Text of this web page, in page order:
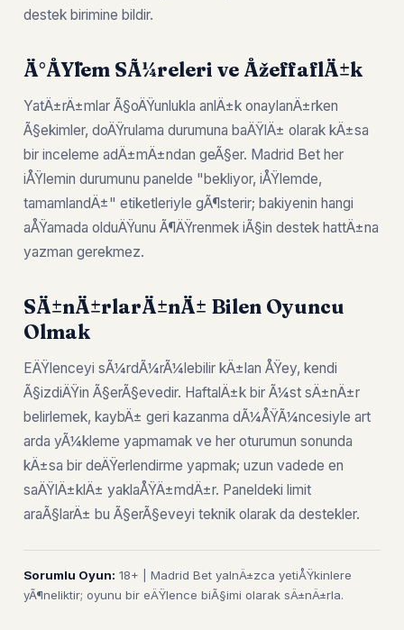
destek birimine bildir.
Ä°ÅŸlem SÃ¼releri ve ÅžeffaflÄ±k
YatÄ±rÄ±mlar Ã§oÄŸunlukla anlÄ±k onaylanÄ±rken
Ã§ekimler, doÄŸrulama durumuna baÄŸlÄ± olarak kÄ±sa
bir inceleme adÄ±mÄ±ndan geÃ§er. Madrid Bet her
iÅŸlemin durumunu panelde "bekliyor, iÅŸlemde,
tamamlandÄ±" etiketleriyle gÃ¶sterir; bakiyenin hangi
aÅŸamada olduÄŸunu Ã¶ÄŸrenmek iÃ§in destek hattÄ±na
yazman gerekmez.
SÄ±nÄ±rlarÄ±nÄ± Bilen Oyuncu
Olmak
EÄŸlenceyi sÃ¼rdÃ¼rÃ¼lebilir kÄ±lan ÅŸey, kendi
Ã§izdiÄŸin Ã§erÃ§evedir. HaftalÄ±k bir Ã¼st sÄ±nÄ±r
belirlemek, kaybÄ± geri kazanma dÃ¼ÅŸÃ¼ncesiyle art
arda yÃ¼kleme yapmamak ve her oturumun sonunda
kÄ±sa bir deÄŸerlendirme yapmak; uzun vadede en
saÄŸlÄ±klÄ± yaklaÅŸÄ±mdÄ±r. Paneldeki limit
araÃ§larÄ± bu Ã§erÃ§eveyi teknik olarak da destekler.
Sorumlu Oyun: 18+ | Madrid Bet yalnÄ±zca yetiÅŸkinlere
yÃ¶neliktir; oyunu bir eÄŸlence biÃ§imi olarak sÄ±nÄ±rla.